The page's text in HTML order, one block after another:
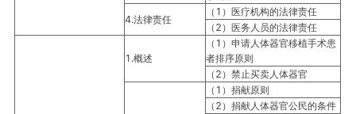
4.法律责任
（1）医疗机构的法律责任
（2）医务人员的法律责任
1.概述
（1）申请人体器官移植手术患
者排序原则
（2）禁止买卖人体器官
（1）捐献原则
（2）捐献人体器官公民的条件